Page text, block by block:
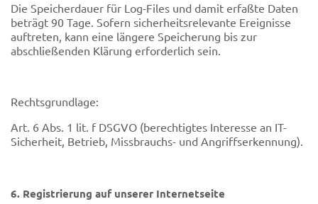
Die Speicherdauer für Log-Files und damit erfaßte Daten
beträgt 90 Tage. Sofern sicherheitsrelevante Ereignisse
auftreten, kann eine längere Speicherung bis zur
abschließenden Klärung erforderlich sein.
Rechtsgrundlage:
Art. 6 Abs. 1 lit. f DSGVO (berechtigtes Interesse an IT-
Sicherheit, Betrieb, Missbrauchs- und Angriffserkennung).
6. Registrierung auf unserer Internetseite